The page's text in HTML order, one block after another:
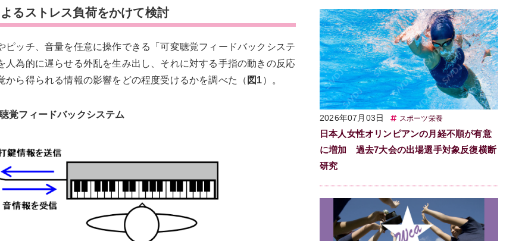
るストレス負荷をかけて検討
ッチ、音量を任意に操作できる「可変聴覚フィードバックシステ
人為的に遅らせる外乱を生み出し、それに対する手指の動きの反応
ら得られる情報の影響をどの程度受けるかを調べた（ 図1）。
覚フィードバックシステム 2026年07月03日 スポーツ栄養
日本人女性オリンピアンの月経不順が有意
に増加 過去7大会の出場選手対象反復横断
研究